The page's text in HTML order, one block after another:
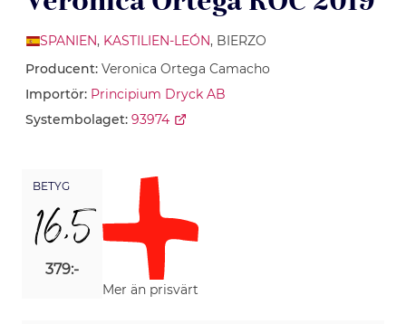
SPANIEN, KASTILIEN-LEÓN, BIERZO
Producent: Veronica Ortega Camacho
Importör: Principium Dryck AB
Systembolaget: 93974
BETYG
16,5
379:-
Mer än prisvärt